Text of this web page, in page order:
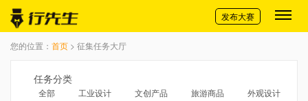
切换导航
发布大赛
您的位置： 首页 > 征集任务大厅
任务分类
全部 工业设计 文创产品 旅游商品
外观设计